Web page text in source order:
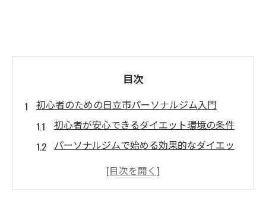
目次
初心者のための日立市パーソナルジム入門
初心者が安心できるダイエット環境の条件
パーソナルジムで始める効果的なダイエッ